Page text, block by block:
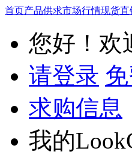
首页产品供求市场行情现货直
您好！欢
请登录
求购信息
我的